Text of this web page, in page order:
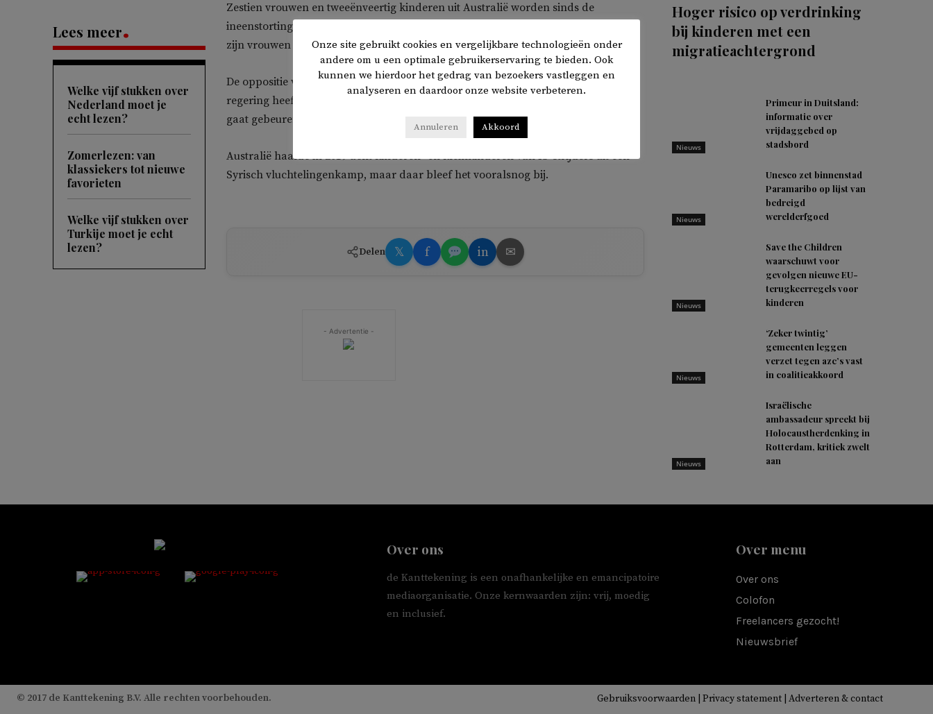
Lees meer
Welke vijf stukken over
Nederland moet je
echt lezen?
Zomerlezen: van
klassiekers tot nieuwe
favorieten
Welke vijf stukken over
Turkije moet je echt
lezen?
Zestien vrouwen en tweeënveertig kinderen uit Australië worden sinds de
ineenstorting van IS, nu al drieënhalf jaar geleden, in kampen vastgehouden. Het
zijn vrouwen en kinderen van dode of gevangengenomen strijders van IS.
De oppositie vreest dat sommigen een gevaar zullen vormen na hun terugkeer. De
regering heeft de berichten niet bevestigd of ontkend, maar zegt wel dat als dit
gaat gebeuren, de veiligheidsdiensten een oogje in het zuil zullen houden.
Australië haalde in 2019 acht kinderen- en kleinkinderen van IS-strijders uit een
Syrisch vluchtelingenkamp, ​​maar daar bleef het vooralsnog bij.
Delen 𝕏 f in ✉
- Advertentie -
Hoger risico op verdrinking
bij kinderen met een
migratieachtergrond
Nieuws
Primeur in Duitsland:
informatie over
vrijdaggebed op
stadsbord
Nieuws
Unesco zet binnenstad
Paramaribo op lijst van
bedreigd
werelderfgoed
Nieuws
Save the Children
waarschuwt voor
gevolgen nieuwe EU-
terugkeerregels voor
kinderen
Nieuws
‘Zeker twintig’
gemeenten leggen
verzet tegen azc’s vast
in coalitieakkoord
Nieuws
Israëlische
ambassadeur spreekt bij
Holocaustherdenking in
Rotterdam, kritiek zwelt
aan
Over ons
de Kanttekening is een onafhankelijke en emancipatoire
mediaorganisatie. Onze kernwaarden zijn: vrij, moedig
en inclusief.
Over menu
Over ons
Colofon
Freelancers gezocht!
Nieuwsbrief
© 2017 de Kanttekening B.V. Alle rechten voorbehouden. Gebruiksvoorwaarden Privacy statement Adverteren & contact
Onze site gebruikt cookies en vergelijkbare technologieën onder
andere om u een optimale gebruikerservaring te bieden. Ook
kunnen we hierdoor het gedrag van bezoekers vastleggen en
analyseren en daardoor onze website verbeteren.
Annuleren Akkoord